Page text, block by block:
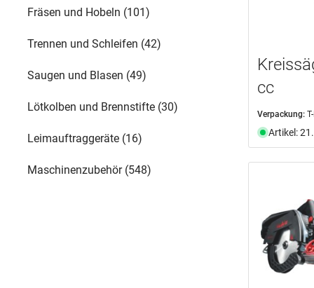
Fräsen und Hobeln (101)
Trennen und Schleifen (42)
Saugen und Blasen (49)
Lötkolben und Brennstifte (30)
Leimauftraggeräte (16)
Maschinenzubehör (548)
cc
Verpackung:
Artikel: